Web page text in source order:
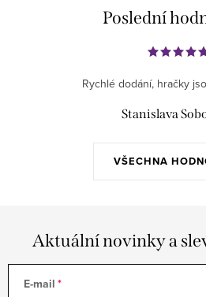
Poslední
VŠECHNA
Rychlé dodání, hračky
Stanislava
Aktuální novinky a
E-mail